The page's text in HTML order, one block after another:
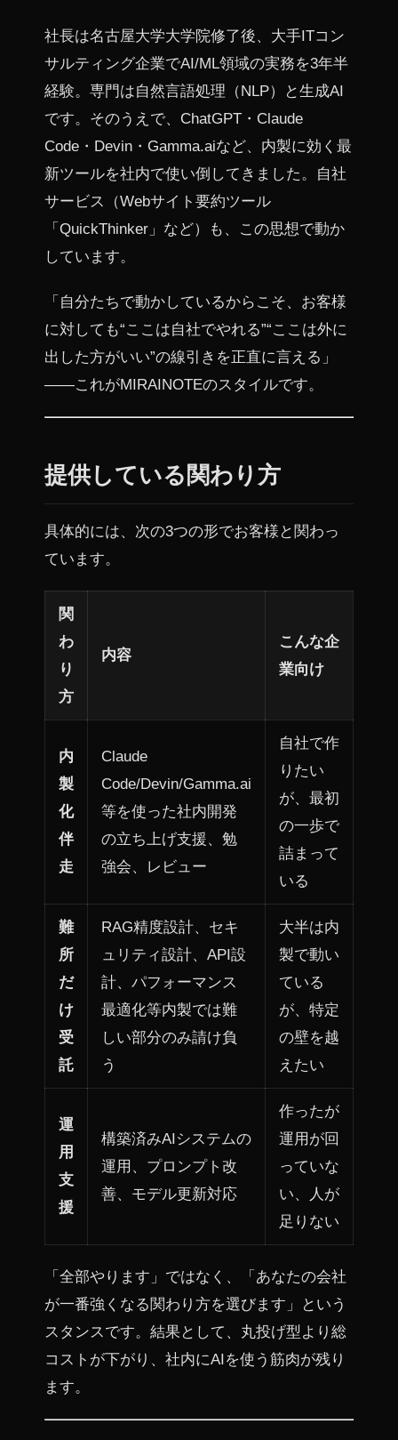
社長は名古屋大学大学院修了後、大手ITコン
サルティング企業でAI/ML領域の実務を3年半
経験。専門は自然言語処理（NLP）と生成AI
です。そのうえで、ChatGPT・Claude
Code・Devin・Gamma.aiなど、内製に効く最
新ツールを社内で使い倒してきました。自社
サービス（Webサイト要約ツール
「QuickThinker」など）も、この思想で動か
しています。
「自分たちで動かしているからこそ、お客様
に対しても“ここは自社でやれる”“ここは外に
出した方がいい”の線引きを正直に言える」
——これがMIRAINOTEのスタイルです。
提供している関わり方
具体的には、次の3つの形でお客様と関わっ
ています。
関
わ
り
方
内容
こんな企
業向け
内
製
化
伴
走
Claude
Code/Devin/Gamma.ai
等を使った社内開発
の立ち上げ支援、勉
強会、レビュー
自社で作
りたい
が、最初
の一歩で
詰まって
いる
難
所
だ
け
受
託
RAG精度設計、セキ
ュリティ設計、API設
計、パフォーマンス
最適化等内製では難
しい部分のみ請け負
う
大半は内
製で動い
ている
が、特定
の壁を越
えたい
運
用
支
援
構築済みAIシステムの
運用、プロンプト改
善、モデル更新対応
作ったが
運用が回
っていな
い、人が
足りない
「全部やります」ではなく、「あなたの会社
が一番強くなる関わり方を選びます」という
スタンスです。結果として、丸投げ型より総
コストが下がり、社内にAIを使う筋肉が残り
ます。